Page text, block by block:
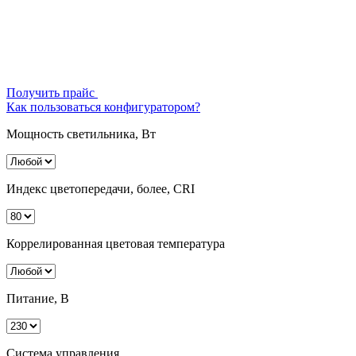
Получить прайс
Как пользоваться конфигуратором?
Мощность светильника, Вт
Индекс цветопередачи, более, CRI
Коррелированная цветовая температура
Питание, В
Система управления